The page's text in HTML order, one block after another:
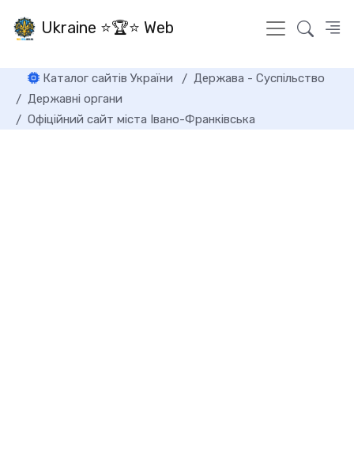
Ukraine ⭐🏆⭐ Web
Каталог сайтів України
Держава - Суспільство
Державні органи
Офіційний сайт міста Івано-Франківська